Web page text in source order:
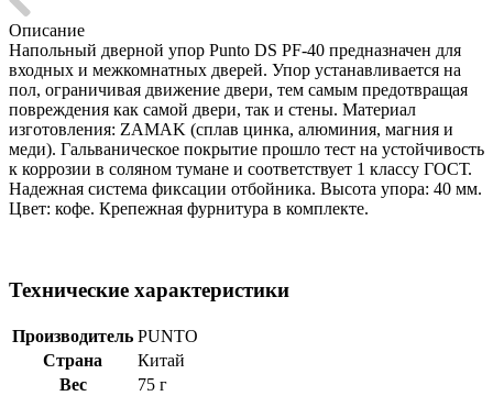
Описание
Напольный дверной упор Punto DS PF-40 предназначен для
входных и межкомнатных дверей. Упор устанавливается на
пол, ограничивая движение двери, тем самым предотвращая
повреждения как самой двери, так и стены. Материал
изготовления: ZAMAK (сплав цинка, алюминия, магния и
меди). Гальваническое покрытие прошло тест на устойчивость
к коррозии в соляном тумане и соответствует 1 классу ГОСТ.
Надежная система фиксации отбойника. Высота упора: 40 мм.
Цвет: кофе. Крепежная фурнитура в комплекте.
Технические характеристики
Производитель PUNTO
Страна
Китай
Вес
75 г